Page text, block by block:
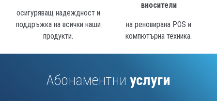
осигуряващ надеждност и
поддръжка на всички наши
продукти.
вносители
на реновирана POS и
компютърна техника.
Абонаментни услуги